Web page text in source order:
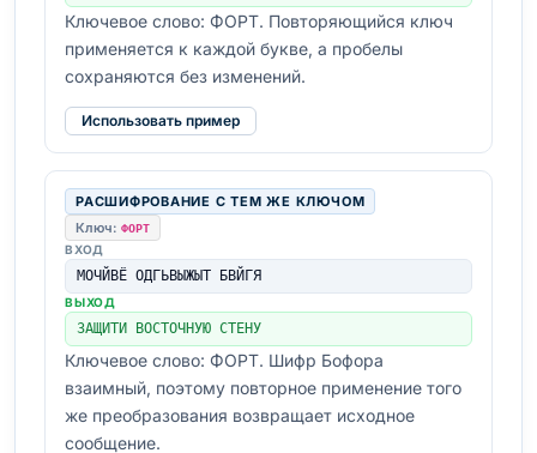
Ключевое слово: ФОРТ. Повторяющийся ключ
применяется к каждой букве, а пробелы
сохраняются без изменений.
Использовать пример
РАСШИФРОВАНИЕ С ТЕМ ЖЕ КЛЮЧОМ
Ключ: ФОРТ
ВХОД
МОЧЙВЁ ОДГЬВЫЖЫТ БВЙГЯ
ВЫХОД
ЗАЩИТИ ВОСТОЧНУЮ СТЕНУ
Ключевое слово: ФОРТ. Шифр Бофора
взаимный, поэтому повторное применение того
же преобразования возвращает исходное
сообщение.